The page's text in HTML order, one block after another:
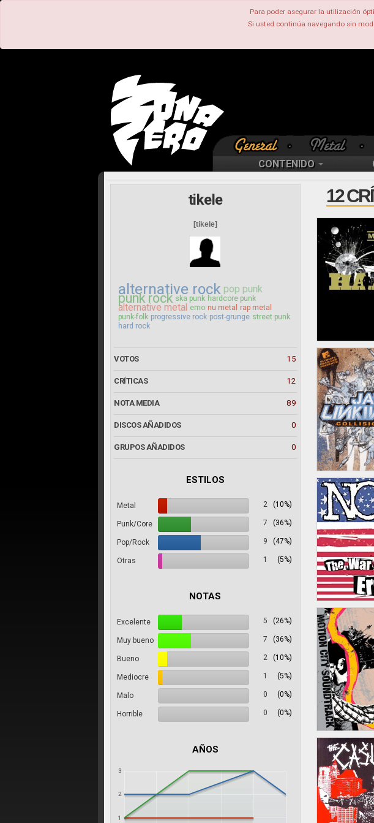
Para poder asegurar la utilización
Si usted continúa navegando sin
CONTENIDO
tikele
[tikele]
alternative rock pop punk
punk rock ska punk hardcore punk
alternative metal emo nu metal
rap metal
punk-folk progressive rock post-grunge street punk
hard rock
VOTOS 15
CRÍTICAS 12
NOTA MEDIA 89
DISCOS AÑADIDOS 0
GRUPOS AÑADIDOS 0
ESTILOS
Metal 2 (10%)
Punk/Core 7 (36%)
Pop/Rock 9 (47%)
Otras 1 (5%)
NOTAS
Excelente 5 (26%)
Muy bueno 7 (36%)
Bueno 2 (10%)
Mediocre 1 (5%)
Malo 0 (0%)
Horrible 0 (0%)
AÑOS
1
2
3
12